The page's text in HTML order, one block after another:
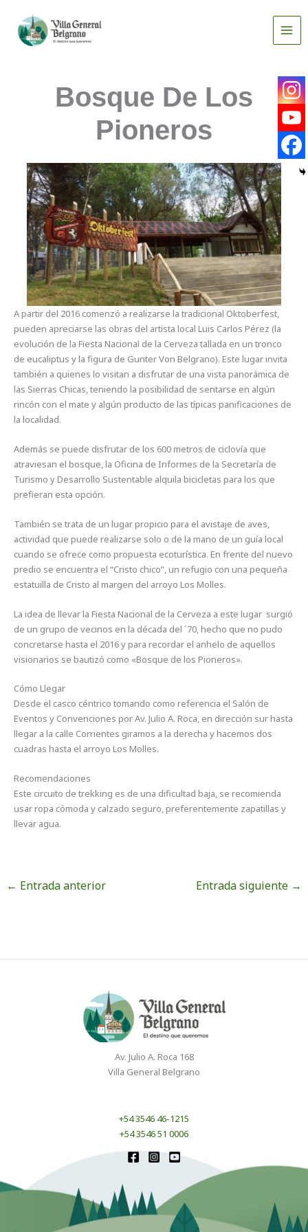
contenido
Bosque De Los
Pioneros
A partir del 2016 comenzó a realizarse la tradicional Oktoberfest,
pueden apreciarse las obras del artista local Luis Carlos Pérez (la
evolución de la Fiesta Nacional de la Cerveza tallada en un tronco
de eucaliptus y la figura de Gunter Von Belgrano). Este lugar invita
también a quienes lo visitan a disfrutar de una vista panorámica de
las Sierras Chicas, teniendo la posibilidad de sentarse en algún
rincón con el mate y algún producto de las típicas panificaciones de
la localidad.
Además se puede disfrutar de los 600 metros de ciclovía que
atraviesan el bosque, la Oficina de Informes de la Secretaría de
Turismo y Desarrollo Sustentable alquila bicicletas para los que
prefieran esta opción.
También se trata de un lugar propicio para el avistaje de aves,
actividad que puede realizarse solo o de la mano de un guía local
cuando se ofrece como propuesta ecoturística. En frente del nuevo
predio se encuentra el “Cristo chico”, un refugio con una pequeña
estatuilla de Cristo al margen del arroyo Los Molles.
La idea de llevar la Fiesta Nacional de la Cerveza a este lugar surgió
de un grupo de vecinos en la década del ´70, hecho que no pudo
concretarse hasta el 2016 y para recordar el anhelo de aquellos
visionarios se bautizó como «Bosque de los Pioneros».
Cómo Llegar
Desde el casco céntrico tomando como referencia el Salón de
Eventos y Convenciones por Av. Julio A. Roca, en dirección sur hasta
llegar a la calle Corrientes giramos a la derecha y hacemos dos
cuadras hasta el arroyo Los Molles.
Recomendaciones
Este circuito de trekking es de una dificultad baja, se recomienda
usar ropa cómoda y calzado seguro, preferentemente zapatillas y
llevar agua.
← Entrada anterior Entrada siguiente →
Av. Julio A. Roca 168
Villa General Belgrano
+54 3546 46-1215
+54 3546 51 0006